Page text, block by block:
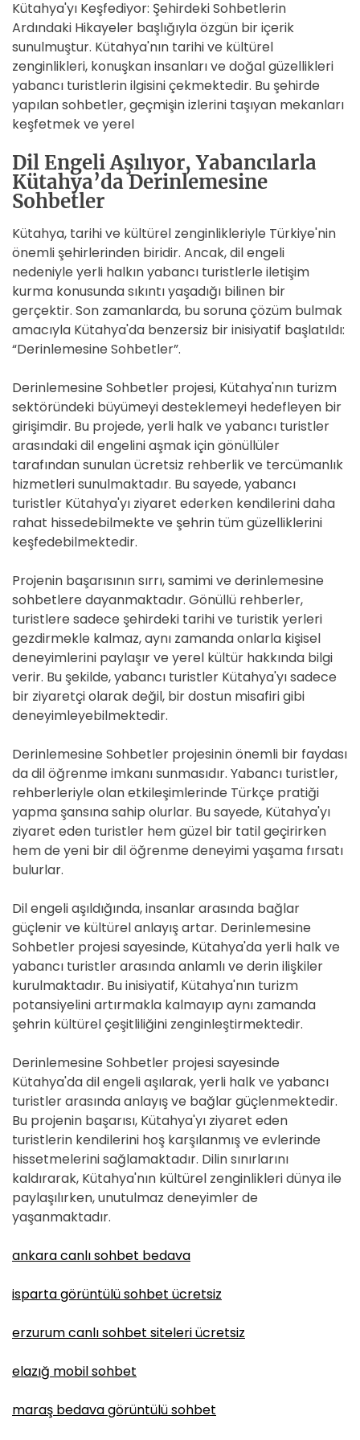
Kütahya'yı Keşfediyor: Şehirdeki Sohbetlerin
Ardındaki Hikayeler başlığıyla özgün bir içerik
sunulmuştur. Kütahya'nın tarihi ve kültürel
zenginlikleri, konuşkan insanları ve doğal güzellikleri
yabancı turistlerin ilgisini çekmektedir. Bu şehirde
yapılan sohbetler, geçmişin izlerini taşıyan mekanları
keşfetmek ve yerel
Dil Engeli Aşılıyor, Yabancılarla
Kütahya’da Derinlemesine
Sohbetler
Kütahya, tarihi ve kültürel zenginlikleriyle Türkiye'nin
önemli şehirlerinden biridir. Ancak, dil engeli
nedeniyle yerli halkın yabancı turistlerle iletişim
kurma konusunda sıkıntı yaşadığı bilinen bir
gerçektir. Son zamanlarda, bu soruna çözüm bulmak
amacıyla Kütahya'da benzersiz bir inisiyatif başlatıldı:
“Derinlemesine Sohbetler”.
Derinlemesine Sohbetler projesi, Kütahya'nın turizm
sektöründeki büyümeyi desteklemeyi hedefleyen bir
girişimdir. Bu projede, yerli halk ve yabancı turistler
arasındaki dil engelini aşmak için gönüllüler
tarafından sunulan ücretsiz rehberlik ve tercümanlık
hizmetleri sunulmaktadır. Bu sayede, yabancı
turistler Kütahya'yı ziyaret ederken kendilerini daha
rahat hissedebilmekte ve şehrin tüm güzelliklerini
keşfedebilmektedir.
Projenin başarısının sırrı, samimi ve derinlemesine
sohbetlere dayanmaktadır. Gönüllü rehberler,
turistlere sadece şehirdeki tarihi ve turistik yerleri
gezdirmekle kalmaz, aynı zamanda onlarla kişisel
deneyimlerini paylaşır ve yerel kültür hakkında bilgi
verir. Bu şekilde, yabancı turistler Kütahya'yı sadece
bir ziyaretçi olarak değil, bir dostun misafiri gibi
deneyimleyebilmektedir.
Derinlemesine Sohbetler projesinin önemli bir faydası
da dil öğrenme imkanı sunmasıdır. Yabancı turistler,
rehberleriyle olan etkileşimlerinde Türkçe pratiği
yapma şansına sahip olurlar. Bu sayede, Kütahya'yı
ziyaret eden turistler hem güzel bir tatil geçirirken
hem de yeni bir dil öğrenme deneyimi yaşama fırsatı
bulurlar.
Dil engeli aşıldığında, insanlar arasında bağlar
güçlenir ve kültürel anlayış artar. Derinlemesine
Sohbetler projesi sayesinde, Kütahya'da yerli halk ve
yabancı turistler arasında anlamlı ve derin ilişkiler
kurulmaktadır. Bu inisiyatif, Kütahya'nın turizm
potansiyelini artırmakla kalmayıp aynı zamanda
şehrin kültürel çeşitliliğini zenginleştirmektedir.
Derinlemesine Sohbetler projesi sayesinde
Kütahya'da dil engeli aşılarak, yerli halk ve yabancı
turistler arasında anlayış ve bağlar güçlenmektedir.
Bu projenin başarısı, Kütahya'yı ziyaret eden
turistlerin kendilerini hoş karşılanmış ve evlerinde
hissetmelerini sağlamaktadır. Dilin sınırlarını
kaldırarak, Kütahya'nın kültürel zenginlikleri dünya ile
paylaşılırken, unutulmaz deneyimler de
yaşanmaktadır.
ankara canlı sohbet bedava
isparta görüntülü sohbet ücretsiz
erzurum canlı sohbet siteleri ücretsiz
elazığ mobil sohbet
maraş bedava görüntülü sohbet